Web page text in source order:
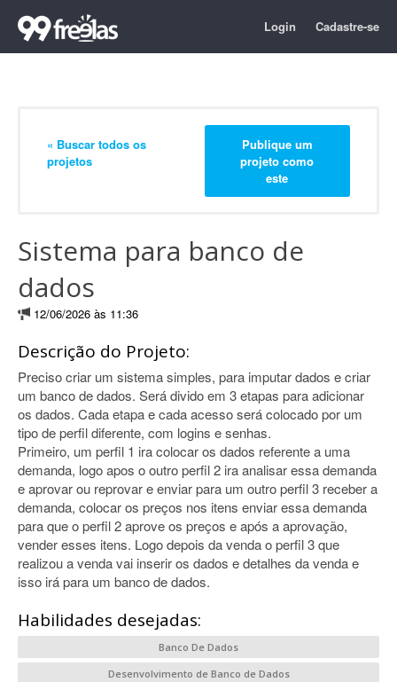
Login Cadastre-se
« Buscar todos os
projetos
Publique um
projeto como
este
Sistema para banco de
dados
12/06/2026 às 11:36
Descrição do Projeto:
Preciso criar um sistema simples, para imputar dados e criar
um banco de dados. Será divido em 3 etapas para adicionar
os dados. Cada etapa e cada acesso será colocado por um
tipo de perfil diferente, com logins e senhas.
Primeiro, um perfil 1 ira colocar os dados referente a uma
demanda, logo apos o outro perfil 2 ira analisar essa demanda
e aprovar ou reprovar e enviar para um outro perfil 3 receber a
demanda, colocar os preços nos itens enviar essa demanda
para que o perfil 2 aprove os preços e após a aprovação,
vender esses itens. Logo depois da venda o perfil 3 que
realizou a venda vai inserir os dados e detalhes da venda e
isso irá para um banco de dados.
Habilidades desejadas:
Banco De Dados
Desenvolvimento de Banco de Dados